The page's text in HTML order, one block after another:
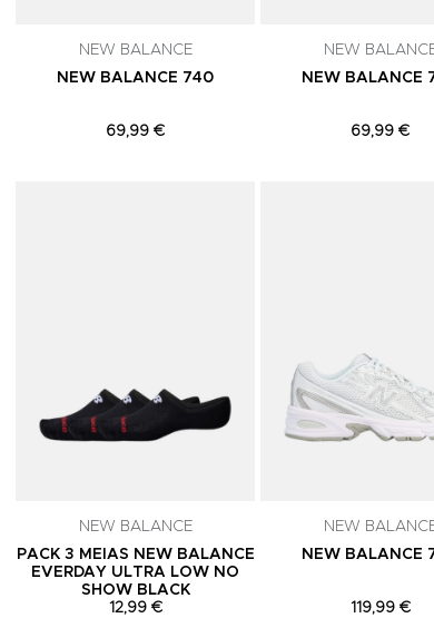
NEW BALANCE
NEW BALANCE 740
69,99 €
NEW
NEW BALANCE
69,99 €
NEW BALANCE
PACK 3 MEIAS NEW BALANCE
EVERDAY ULTRA LOW NO
SHOW BLACK
12,99 €
NEW
NEW BALANCE
119,99 €